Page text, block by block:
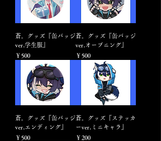
蒼。グッズ『缶バッジ
ver.学生服』
価格
￥500
蒼。グッズ『缶バッジ
ver.オープニング』
価格
￥500
蒼。グッズ『缶バッジ
ver.エンディング』
価格
￥500
蒼。グッズ『ステッカ
ーver.ミニキャラ』
価格
￥200